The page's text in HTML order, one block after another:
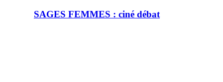
SAGES FEMMES : ciné débat